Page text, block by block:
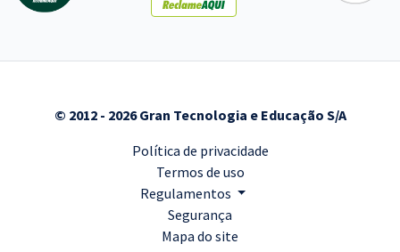
© 2012 - 2026 Gran Tecnologia e Educação S/A
Política de privacidade
Termos de uso
Regulamentos
Segurança
Mapa do site